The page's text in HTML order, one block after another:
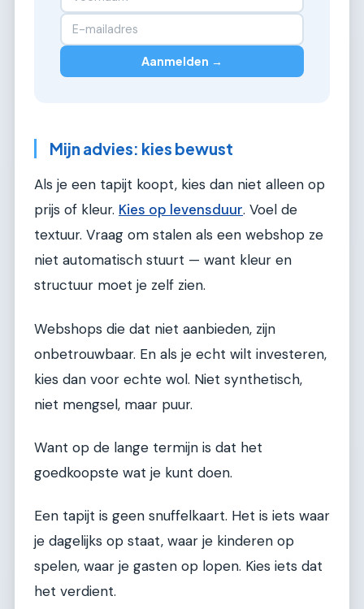
Aanmelden →
Mijn advies: kies bewust
Als je een tapijt koopt, kies dan niet alleen op
prijs of kleur. Kies op levensduur. Voel de
textuur. Vraag om stalen als een webshop ze
niet automatisch stuurt — want kleur en
structuur moet je zelf zien.
Webshops die dat niet aanbieden, zijn
onbetrouwbaar. En als je echt wilt investeren,
kies dan voor echte wol. Niet synthetisch,
niet mengsel, maar puur.
Want op de lange termijn is dat het
goedkoopste wat je kunt doen.
Een tapijt is geen snuffelkaart. Het is iets waar
je dagelijks op staat, waar je kinderen op
spelen, waar je gasten op lopen. Kies iets dat
het verdient.